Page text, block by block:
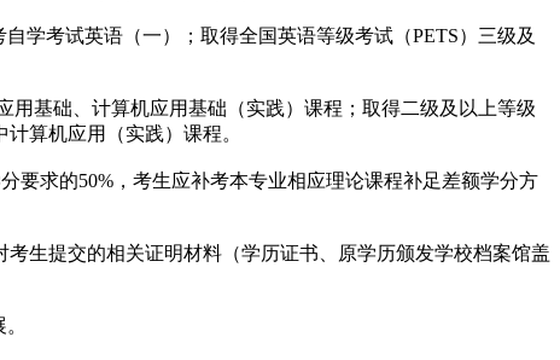
考试英语（一）；取得全国英语等级考试（PETS）三级及
基础、计算机应用基础（实践）课程；取得二级及以上等级
算机应用（实践）课程。
求的50%，考生应补考本专业相应理论课程补足差额学分方
生提交的相关证明材料（学历证书、原学历颁发学校档案馆盖